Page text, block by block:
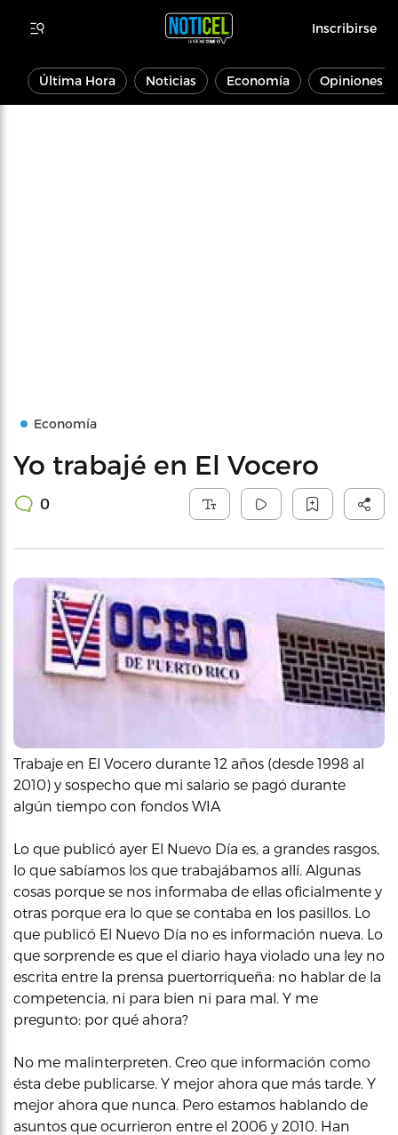
Inscribirse
Última Hora Noticias Economía Opiniones
Economía
Yo trabajé en El Vocero
0
Trabaje en El Vocero durante 12 años (desde 1998 al
2010) y sospecho que mi salario se pagó durante
algún tiempo con fondos WIA
Lo que publicó ayer El Nuevo Día es, a grandes rasgos,
lo que sabíamos los que trabajábamos allí. Algunas
cosas porque se nos informaba de ellas oficialmente y
otras porque era lo que se contaba en los pasillos. Lo
que publicó El Nuevo Día no es información nueva. Lo
que sorprende es que el diario haya violado una ley no
escrita entre la prensa puertorriqueña: no hablar de la
competencia, ni para bien ni para mal. Y me
pregunto: por qué ahora?
No me malinterpreten. Creo que información como
ésta debe publicarse. Y mejor ahora que más tarde. Y
mejor ahora que nunca. Pero estamos hablando de
asuntos que ocurrieron entre el 2006 y 2010. Han